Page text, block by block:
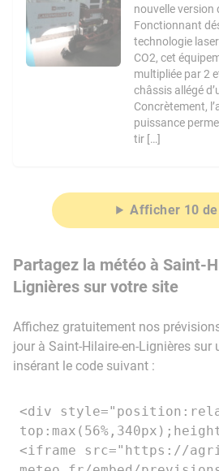
nouvelle version
Fonctionnant
technologie
CO2, cet
multipliée par 2
châssis allégé
Concrètement,
puissance
tir […]
Afficher 10
Partagez la météo à Saint-
Lignières sur votre site
Affichez gratuitement nos
jour à Saint-Hilaire-en-Lignières sur
insérant le code suivant :